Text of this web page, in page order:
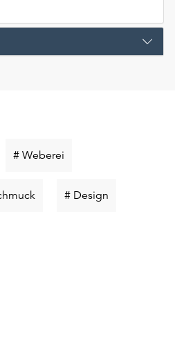
# Weberei
Schlüsselwort
# Design